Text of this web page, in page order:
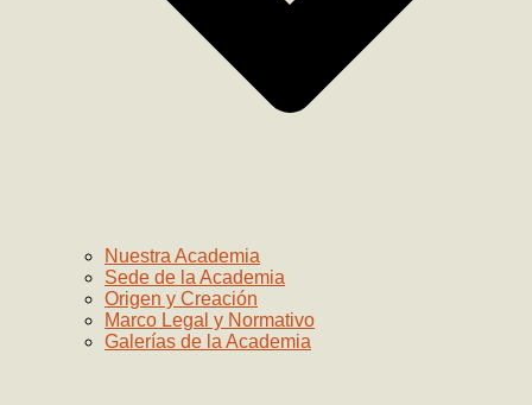
Nuestra Academia
Sede de la Academia
Origen y Creación
Marco Legal y Normativo
Galerías de la Academia